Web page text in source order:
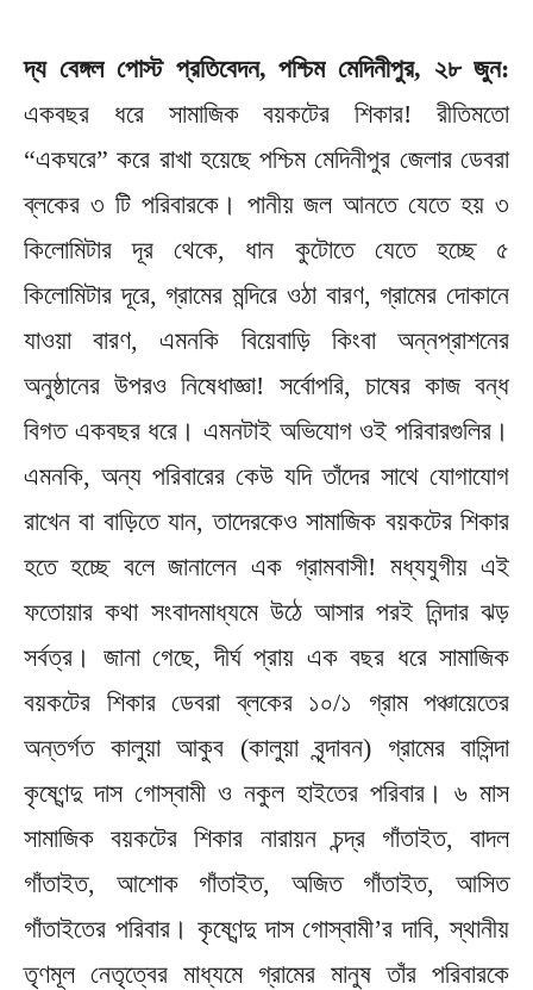
দ্য বেঙ্গল পোস্ট প্রতিবেদন, পশ্চিম মেদিনীপুর, ২৮ জুন:
একবছর ধরে সামাজিক বয়কটের শিকার! রীতিমতো
“একঘরে” করে রাখা হয়েছে পশ্চিম মেদিনীপুর জেলার ডেবরা
ব্লকের ৩ টি পরিবারকে। পানীয় জল আনতে যেতে হয় ৩
কিলোমিটার দূর থেকে, ধান কুটোতে যেতে হচ্ছে ৫
কিলোমিটার দূরে, গ্রামের মন্দিরে ওঠা বারণ, গ্রামের দোকানে
যাওয়া বারণ, এমনকি বিয়েবাড়ি কিংবা অন্নপ্রাশনের
অনুষ্ঠানের উপরও নিষেধাজ্ঞা! সর্বোপরি, চাষের কাজ বন্ধ
বিগত একবছর ধরে। এমনটাই অভিযোগ ওই পরিবারগুলির।
এমনকি, অন্য পরিবারের কেউ যদি তাঁদের সাথে যোগাযোগ
রাখেন বা বাড়িতে যান, তাদেরকেও সামাজিক বয়কটের শিকার
হতে হচ্ছে বলে জানালেন এক গ্রামবাসী! মধ্যযুগীয় এই
ফতোয়ার কথা সংবাদমাধ্যমে উঠে আসার পরই নিন্দার ঝড়
সর্বত্র। জানা গেছে, দীর্ঘ প্রায় এক বছর ধরে সামাজিক
বয়কটের শিকার ডেবরা ব্লকের ১০/১ গ্রাম পঞ্চায়েতের
অন্তর্গত কালুয়া আকুব (কালুয়া বৃন্দাবন) গ্রামের বাসিন্দা
কৃষ্ণেন্দু দাস গোস্বামী ও নকুল হাইতের পরিবার। ৬ মাস
সামাজিক বয়কটের শিকার নারায়ন চন্দ্র গাঁতাইত, বাদল
গাঁতাইত, আশোক গাঁতাইত, অজিত গাঁতাইত, আসিত
গাঁতাইতের পরিবার। কৃষ্ণেন্দু দাস গোস্বামী’র দাবি, স্থানীয়
তৃণমূল নেতৃত্বের মাধ্যমে গ্রামের মানুষ তাঁর পরিবারকে